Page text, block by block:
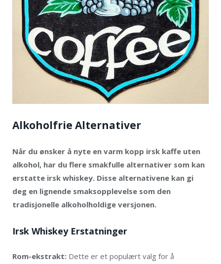
Alkoholfrie Alternativer
Når du ønsker å nyte en varm kopp irsk kaffe uten
alkohol, har du flere smakfulle alternativer som kan
erstatte irsk whiskey. Disse alternativene kan gi
deg en lignende smaksopplevelse som den
tradisjonelle alkoholholdige versjonen.
Irsk Whiskey Erstatninger
Rom-ekstrakt: Dette er et populært valg for å